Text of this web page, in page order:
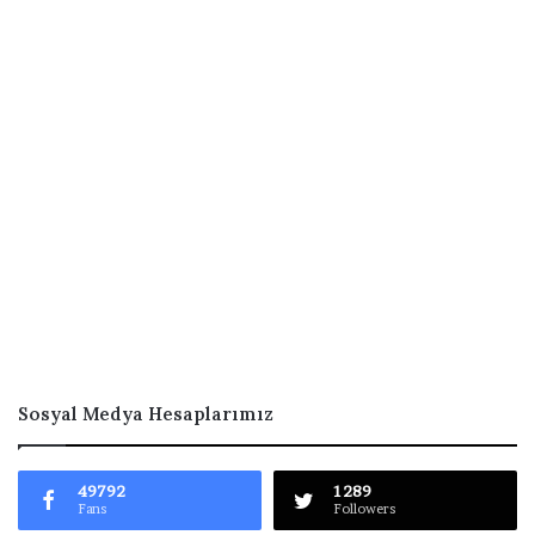
Sosyal Medya Hesaplarımız
49792
Fans
1289
Followers